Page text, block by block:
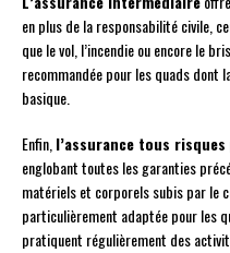
en plus de la responsabilité civile,
que le vol, l’incendie ou encore le
recommandée pour les quads dont
basique.
Enfin, l’assurance tous risques
englobant toutes les garanties
matériels et corporels subis par le
particulièrement adaptée pour les
pratiquent régulièrement des